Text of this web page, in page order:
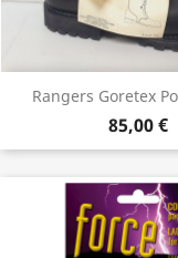
Rangers Goretex
85,00 €